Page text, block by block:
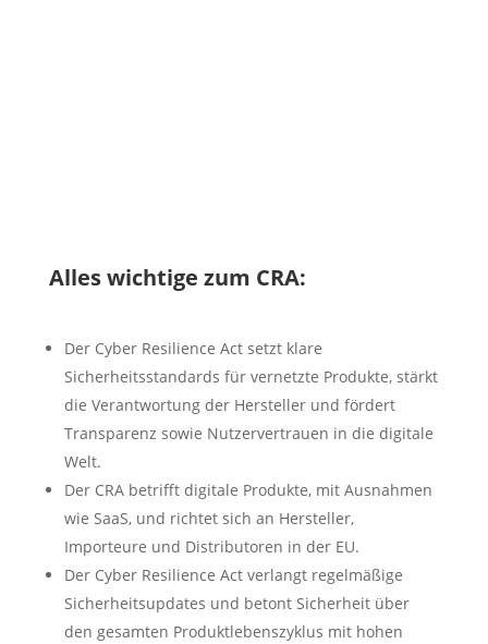
Alles wichtige zum CRA:
Der Cyber Resilience Act setzt klare
Sicherheitsstandards für vernetzte Produkte, stärkt
die Verantwortung der Hersteller und fördert
Transparenz sowie Nutzervertrauen in die digitale
Welt.
Der CRA betrifft digitale Produkte, mit Ausnahmen
wie SaaS, und richtet sich an Hersteller,
Importeure und Distributoren in der EU.
Der Cyber Resilience Act verlangt regelmäßige
Sicherheitsupdates und betont Sicherheit über
den gesamten Produktlebenszyklus mit hohen